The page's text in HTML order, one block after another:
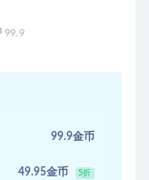
99.9
99.9金币
49.95金币 5折